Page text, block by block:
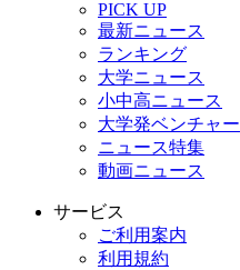
PICK UP
最新ニュース
ランキング
大学ニュース
小中高ニュース
大学発ベンチャー
ニュース特集
動画ニュース
サービス
ご利用案内
利用規約